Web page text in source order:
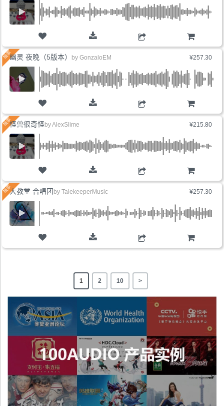
购物车
¥257.30
购物车
幽灵 夜晚（5版本） by GonzaloEM
¥215.80
购物车
怪兽很奇怪byAlexSlime
¥257.30
购物车
大教堂 合唱团 by TalekeeperMusic
1 2 10 >